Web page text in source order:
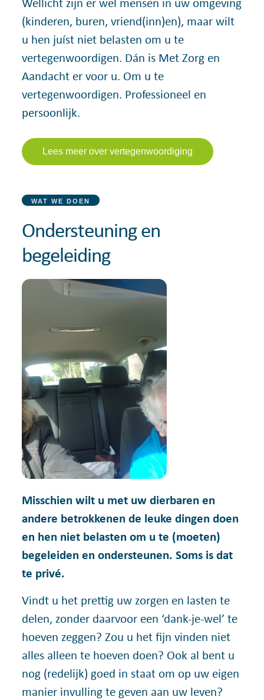
(kinderen, buren, vriend(inn)en), maar wilt
u hen juíst niet belasten om u te
vertegenwoordigen. Dán is Met Zorg en
Aandacht er voor u. Om u te
vertegenwoordigen. Professioneel en
persoonlijk.
Lees meer over vertegenwoordiging
WAT WE DOEN
Ondersteuning en
begeleiding
Misschien wilt u met uw dierbaren en
andere betrokkenen de leuke dingen doen
en hen niet belasten om u te (moeten)
begeleiden en ondersteunen. Soms is dat
te privé.
Vindt u het prettig uw zorgen en lasten te
delen, zonder daarvoor een ‘dank-je-wel’ te
hoeven zeggen? Zou u het fijn vinden niet
alles alleen te hoeven doen? Ook al bent u
nog (redelijk) goed in staat om op uw eigen
manier invulling te geven aan uw leven?